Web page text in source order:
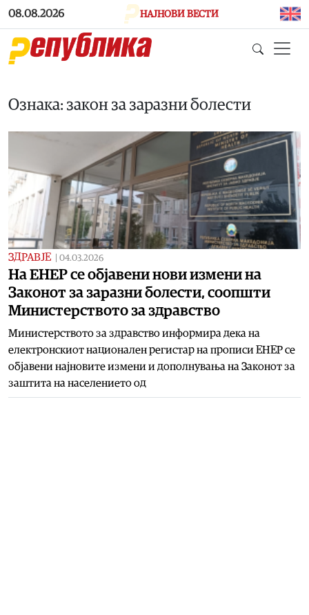
Skip to main content
08.08.2026 НАЈНОВИ ВЕСТИ
Ознака: закон за заразни болести
ЗДРАВЈЕ 04.03.2026
На ЕНЕР се објавени нови измени на
Законот за заразни болести, соопшти
Министерството за здравство
Министерството за здравство информира дека на
електронскиот национален регистар на прописи ЕНЕР се
објавени најновите измени и дополнувања на Законот за
заштита на населението од